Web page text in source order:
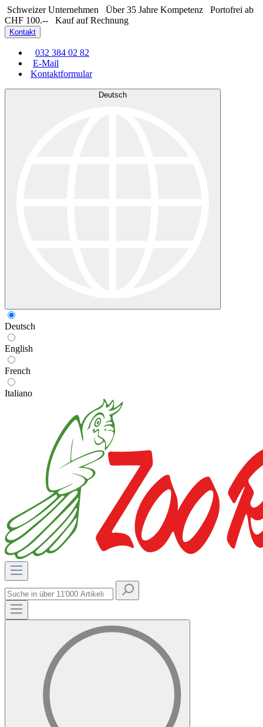
Schweizer Unternehmen Über 35 Jahre Kompetenz
Portofrei ab
CHF 100.--
Kauf auf Rechnung
Kontakt
032 384 02 82
E-Mail
Kontaktformular
Deutsch
Deutsch
English
French
Italiano